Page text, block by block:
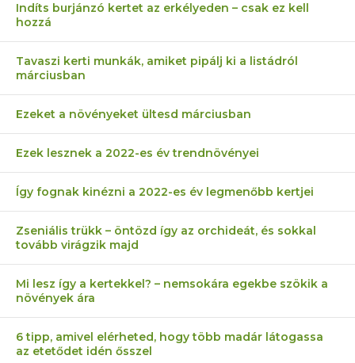
Indíts burjánzó kertet az erkélyeden – csak ez kell
hozzá
Tavaszi kerti munkák, amiket pipálj ki a listádról
márciusban
Ezeket a növényeket ültesd márciusban
Ezek lesznek a 2022-es év trendnövényei
Így fognak kinézni a 2022-es év legmenőbb kertjei
Zseniális trükk – öntözd így az orchideát, és sokkal
tovább virágzik majd
Mi lesz így a kertekkel? – nemsokára egekbe szökik a
növények ára
6 tipp, amivel elérheted, hogy több madár látogassa
az etetődet idén ősszel